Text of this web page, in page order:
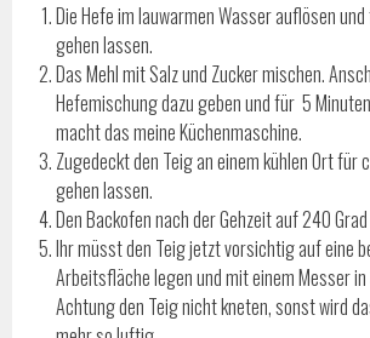
Die Hefe im lauwarmen Wasser auflösen
gehen lassen.
Das Mehl mit Salz und Zucker mischen.
Hefemischung dazu geben und für 5
macht das meine Küchenmaschine.
Zugedeckt den Teig an einem kühlen Ort für
gehen lassen.
Den Backofen nach der Gehzeit auf 240
Ihr müsst den Teig jetzt vorsichtig auf eine
Arbeitsfläche legen und mit einem Messer
Achtung den Teig nicht kneten, sonst wird